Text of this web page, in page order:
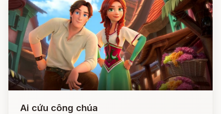
Ai cứu công chúa